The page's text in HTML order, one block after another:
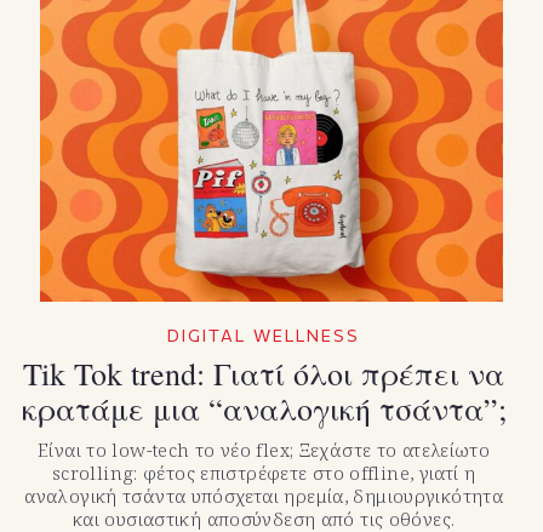
DIGITAL WELLNESS
Tik Tok trend: Γιατί όλοι πρέπει να
κρατάμε μια “αναλογική τσάντα”;
Είναι το low-tech το νέο flex; Ξεχάστε το ατελείωτο
scrolling: φέτος επιστρέφετε στο offline, γιατί η
αναλογική τσάντα υπόσχεται ηρεμία, δημιουργικότητα
και ουσιαστική αποσύνδεση από τις οθόνες.